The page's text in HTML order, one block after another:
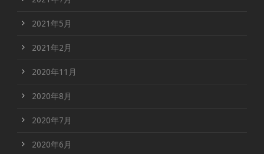
2021年5月
2021年2月
2020年11月
2020年8月
2020年7月
2020年6月